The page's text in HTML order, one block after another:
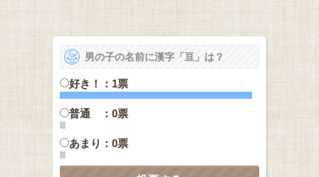
男の子の名前に漢字「亘」は？
好き！：1票
普通 ：0票
あまり：0票